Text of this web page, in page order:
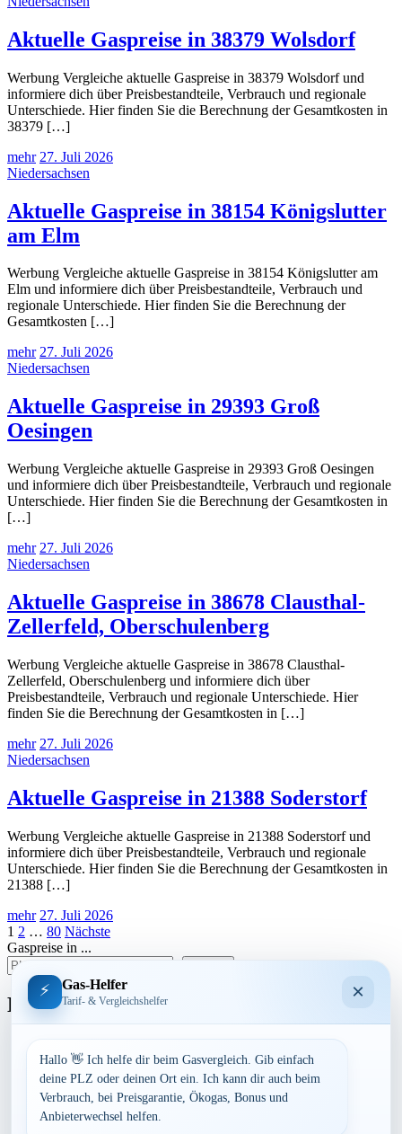
Aktuelle Gaspreise in 38379 Wolsdorf
Werbung Vergleiche aktuelle Gaspreise in 38379 Wolsdorf und
informiere dich über Preisbestandteile, Verbrauch und regionale
Unterschiede. Hier finden Sie die Berechnung der Gesamtkosten in
38379 […]
mehr 27. Juli 2026
Niedersachsen
Aktuelle Gaspreise in 38154 Königslutter
am Elm
Werbung Vergleiche aktuelle Gaspreise in 38154 Königslutter am
Elm und informiere dich über Preisbestandteile, Verbrauch und
regionale Unterschiede. Hier finden Sie die Berechnung der
Gesamtkosten […]
mehr 27. Juli 2026
Niedersachsen
Aktuelle Gaspreise in 29393 Groß
Oesingen
Werbung Vergleiche aktuelle Gaspreise in 29393 Groß Oesingen
und informiere dich über Preisbestandteile, Verbrauch und regionale
Unterschiede. Hier finden Sie die Berechnung der Gesamtkosten in
[…]
mehr 27. Juli 2026
Niedersachsen
Aktuelle Gaspreise in 38678 Clausthal-
Zellerfeld, Oberschulenberg
Werbung Vergleiche aktuelle Gaspreise in 38678 Clausthal-
Zellerfeld, Oberschulenberg und informiere dich über
Preisbestandteile, Verbrauch und regionale Unterschiede. Hier
finden Sie die Berechnung der Gesamtkosten in […]
mehr 27. Juli 2026
Niedersachsen
Aktuelle Gaspreise in 21388 Soderstorf
Werbung Vergleiche aktuelle Gaspreise in 21388 Soderstorf und
informiere dich über Preisbestandteile, Verbrauch und regionale
Unterschiede. Hier finden Sie die Berechnung der Gesamtkosten in
21388 […]
mehr 27. Juli 2026
Seitennummerierung
der
Beiträge
1 2 … 80 Nächste
Gaspreise in ...
Bundesland
Bayern
Berlin
Brandenburg
Hamburg
⚡ Gas-Helfer
Tarif- & Vergleichshelfer ×
Hallo 👋 Ich helfe dir beim Gasvergleich. Gib einfach
deine PLZ oder deinen Ort ein. Ich kann dir auch beim
Verbrauch, bei Preisgarantie, Ökogas, Bonus und
Anbieterwechsel helfen.